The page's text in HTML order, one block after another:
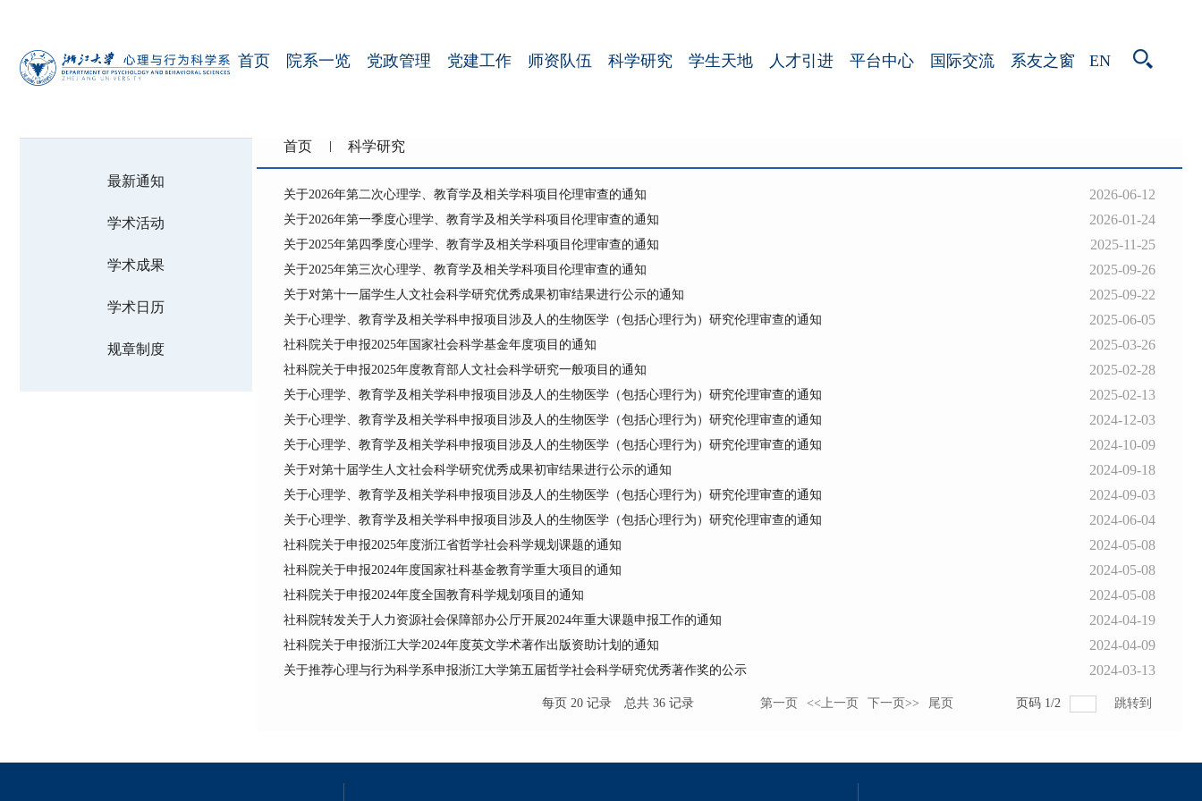
首页 院系一览 党政管理 党建工作 师资队伍 科学研究 学生天地 人才引进 平台中心 国际交流 系友之窗 EN
最新通知
学术活动
学术成果
学术日历
规章制度
首页 科学研究
关于2026年第二次心理学、教育学及相关学科项目伦理审查的通知 2026-06-12
关于2026年第一季度心理学、教育学及相关学科项目伦理审查的通知 2026-01-24
关于2025年第四季度心理学、教育学及相关学科项目伦理审查的通知 2025-11-25
关于2025年第三次心理学、教育学及相关学科项目伦理审查的通知 2025-09-26
关于对第十一届学生人文社会科学研究优秀成果初审结果进行公示的通知 2025-09-22
关于心理学、教育学及相关学科申报项目涉及人的生物医学（包括心理行为）研究伦理审查的通知 2025-06-05
社科院关于申报2025年国家社会科学基金年度项目的通知 2025-03-26
社科院关于申报2025年度教育部人文社会科学研究一般项目的通知 2025-02-28
关于心理学、教育学及相关学科申报项目涉及人的生物医学（包括心理行为）研究伦理审查的通知 2025-02-13
关于心理学、教育学及相关学科申报项目涉及人的生物医学（包括心理行为）研究伦理审查的通知 2024-12-03
关于心理学、教育学及相关学科申报项目涉及人的生物医学（包括心理行为）研究伦理审查的通知 2024-10-09
关于对第十届学生人文社会科学研究优秀成果初审结果进行公示的通知 2024-09-18
关于心理学、教育学及相关学科申报项目涉及人的生物医学（包括心理行为）研究伦理审查的通知 2024-09-03
关于心理学、教育学及相关学科申报项目涉及人的生物医学（包括心理行为）研究伦理审查的通知 2024-06-04
社科院关于申报2025年度浙江省哲学社会科学规划课题的通知 2024-05-08
社科院关于申报2024年度国家社科基金教育学重大项目的通知 2024-05-08
社科院关于申报2024年度全国教育科学规划项目的通知 2024-05-08
社科院转发关于人力资源社会保障部办公厅开展2024年重大课题申报工作的通知 2024-04-19
社科院关于申报浙江大学2024年度英文学术著作出版资助计划的通知 2024-04-09
关于推荐心理与行为科学系申报浙江大学第五届哲学社会科学研究优秀著作奖的公示 2024-03-13
每页 20 记录 总共 36 记录 第一页 <<上一页 下一页>> 尾页 页码 1/2 跳转到